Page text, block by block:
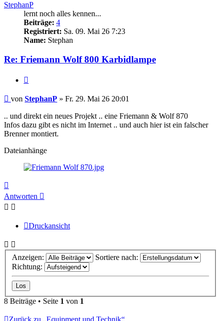
StephanP
lernt noch alles kennen...
Beiträge: 4
Registriert: Sa. 09. Mai 26 7:23
Name: Stephan
Re: Friemann Wolf 800 Karbidlampe
Beitrag
von StephanP » Fr. 29. Mai 26 20:01
.. und direkt ein neues Projekt .. eine Friemann & Wolf 870
Infos dazu gibt es nicht im Internet .. und auch hier ist ein falscher
Brenner montiert.
Dateianhänge
oben
Antworten
Druckansicht
Anzeigen:
Sortiere nach:
Richtung:
8 Beiträge • Seite 1 von 1
Zurück zu „Equipment und Technik“